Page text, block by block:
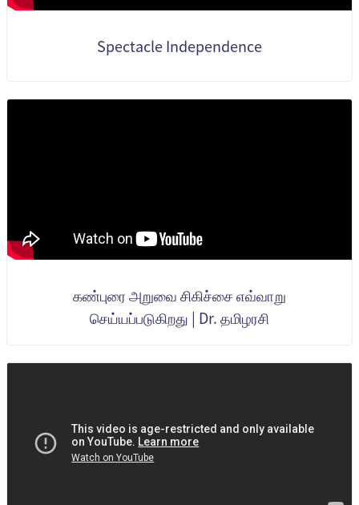
Spectacle Independence
கண்புரை அறுவை சிகிச்சை எவ்வாறு
செய்யப்படுகிறது | Dr. தமிழரசி